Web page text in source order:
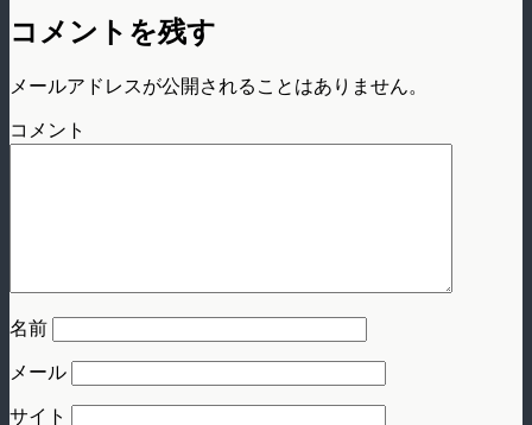
コメントを残す
メールアドレスが公開されることはありません。
コメント
名前
メール
サイト